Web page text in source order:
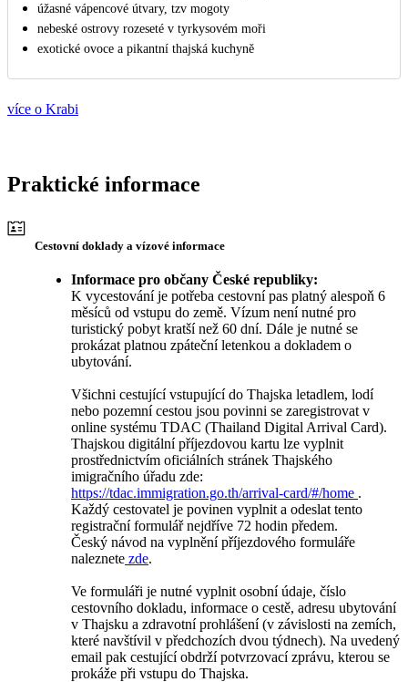
úžasné vápencové útvary, tzv mogoty
nebeské ostrovy rozeseté v tyrkysovém moři
exotické ovoce a pikantní thajská kuchyně
více o Krabi
Praktické informace
Cestovní doklady a vízové informace
Informace pro občany České republiky:
K vycestování je potřeba cestovní pas platný alespoň 6
měsíců od vstupu do země. Vízum není nutné pro
turistický pobyt kratší než 60 dní. Dále je nutné se
prokázat platnou zpáteční letenkou a dokladem o
ubytování.
Všichni cestující vstupující do Thajska letadlem, lodí
nebo pozemní cestou jsou povinni se zaregistrovat v
online systému TDAC (Thailand Digital Arrival Card).
Thajskou digitální příjezdovou kartu lze vyplnit
prostřednictvím oficiálních stránek Thajského
imigračního úřadu zde:
https://tdac.immigration.go.th/arrival-card/#/home .
Každý cestovatel je povinen vyplnit a odeslat tento
registrační formulář nejdříve 72 hodin předem.
Český návod na vyplnění příjezdového formuláře
naleznete zde.
Ve formuláři je nutné vyplnit osobní údaje, číslo
cestovního dokladu, informace o cestě, adresu ubytování
v Thajsku a zdravotní prohlášení (v závislosti na zemích,
které navštívil v předchozích dvou týdnech). Na uvedený
email pak cestující obdrží potvrzovací zprávu, kterou se
prokáže při vstupu do Thajska.